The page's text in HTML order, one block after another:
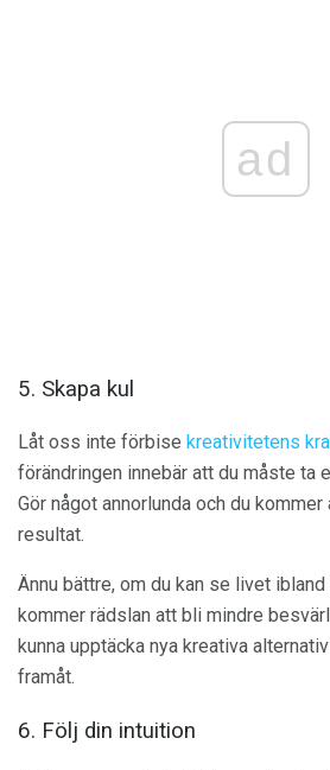
ad
5. Skapa kul
Låt oss inte förbise kreativitetens
förändringen innebär att du måste ta
Gör något annorlunda och du
resultat.
Ännu bättre, om du kan se livet ibland
kommer rädslan att bli mindre
kunna upptäcka nya kreativa
framåt.
6. Följ din intuition